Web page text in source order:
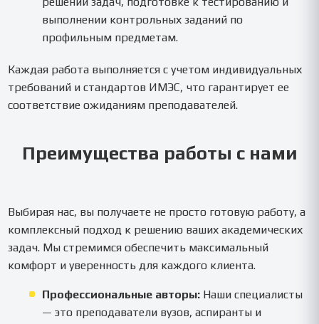
решении задач, подготовке к тестированию и
выполнении контрольных заданий по
профильным предметам.
Каждая работа выполняется с учетом индивидуальных
требований и стандартов ИМЭС, что гарантирует ее
соответствие ожиданиям преподавателей.
Преимущества работы с нами
Выбирая нас, вы получаете не просто готовую работу, а
комплексный подход к решению ваших академических
задач. Мы стремимся обеспечить максимальный
комфорт и уверенность для каждого клиента.
Профессиональные авторы: Наши специалисты
— это преподаватели вузов, аспиранты и